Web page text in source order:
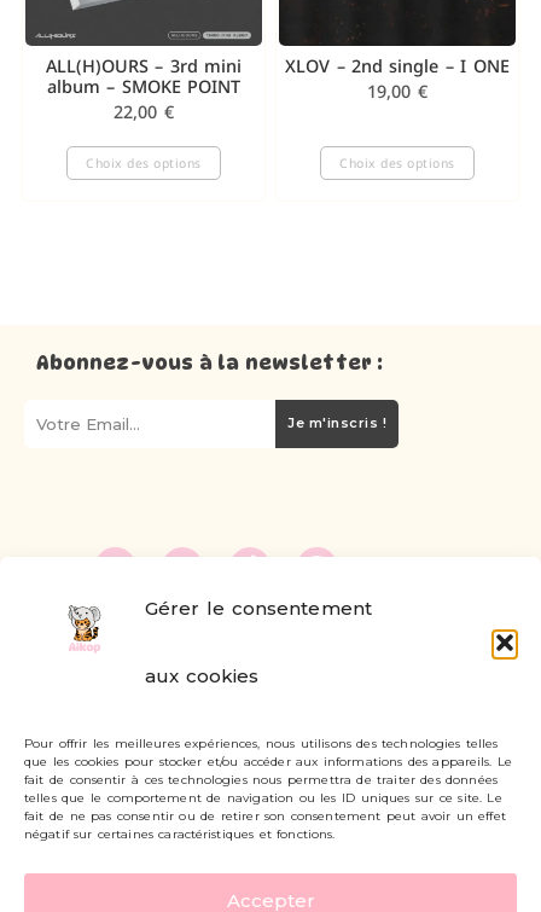
Gérer le consentement
aux cookies
Pour offrir les meilleures expériences, nous utilisons des technologies telles
que les cookies pour stocker et/ou accéder aux informations des appareils. Le
fait de consentir à ces technologies nous permettra de traiter des données
telles que le comportement de navigation ou les ID uniques sur ce site. Le
fait de ne pas consentir ou de retirer son consentement peut avoir un effet
négatif sur certaines caractéristiques et fonctions.
Accepter
ALL(H)OURS – 3rd mini
album – SMOKE POINT
22,00 €
Choix des options
XLOV – 2nd single – I ONE
19,00 €
Choix des options
Abonnez-vous à la newsletter :
Je m'inscris !
Livraisons et retours
Mon compte
Carte cadeau